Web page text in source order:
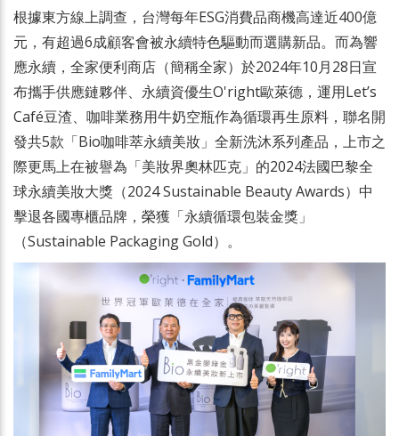
根據東方線上調查，台灣每年ESG消費品商機高達近400億
元，有超過6成顧客會被永續特色驅動而選購新品。而為響
應永續，全家便利商店（簡稱全家）於2024年10月28日宣
布攜手供應鏈夥伴、永續資優生O'right歐萊德，運用Let’s
Café豆渣、咖啡業務用牛奶空瓶作為循環再生原料，聯名開
發共5款「Bio咖啡萃永續美妝」全新洗沐系列產品，上市之
際更馬上在被譽為「美妝界奧林匹克」的2024法國巴黎全
球永續美妝大獎（2024 Sustainable Beauty Awards）中
擊退各國專櫃品牌，榮獲「永續循環包裝金獎」
（Sustainable Packaging Gold）。